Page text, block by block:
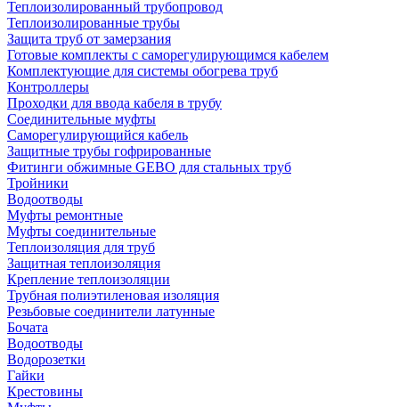
Теплоизолированный трубопровод
Теплоизолированные трубы
Защита труб от замерзания
Готовые комплекты с саморегулирующимся кабелем
Комплектующие для системы обогрева труб
Контроллеры
Проходки для ввода кабеля в трубу
Соединительные муфты
Саморегулирующийся кабель
Защитные трубы гофрированные
Фитинги обжимные GEBO для стальных труб
Тройники
Водоотводы
Муфты ремонтные
Муфты соединительные
Теплоизоляция для труб
Защитная теплоизоляция
Крепление теплоизоляции
Трубная полиэтиленовая изоляция
Резьбовые соединители латунные
Бочата
Водоотводы
Водорозетки
Гайки
Крестовины